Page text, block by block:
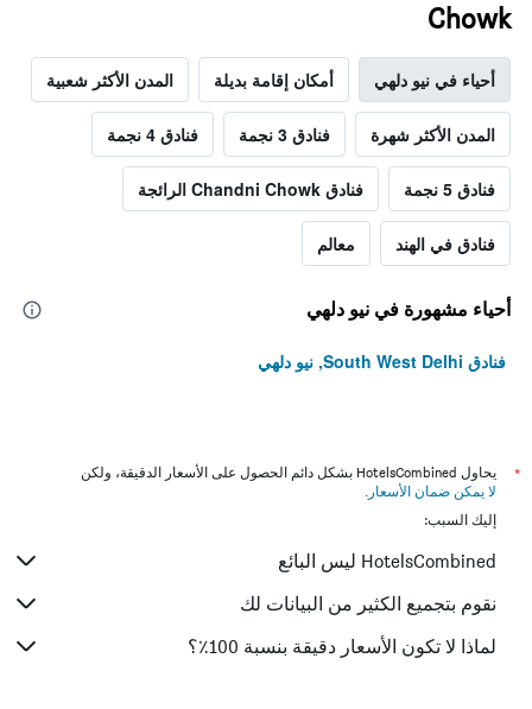
Chowk
أحياء في نيو دلهي أمكان إقامة بديلة المدن الأكثر شعبية
المدن الأكثر شهرة فنادق 3 نجمة فنادق 4 نجمة
فنادق 5 نجمة فنادق Chandni Chowk الرائجة
فنادق في الهند معالم
أحياء مشهورة في نيو دلهي
فنادق South West Delhi, نيو دلهي
*
يحاول HotelsCombined بشكل دائم الحصول على الأسعار الدقيقة، ولكن
لا يمكن ضمان الأسعار .
إليك السبب:
HotelsCombined ليس البائع
نقوم بتجميع الكثير من البيانات لك
لماذا لا تكون الأسعار دقيقة بنسبة 100٪؟